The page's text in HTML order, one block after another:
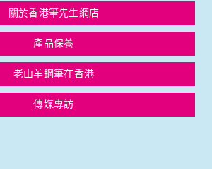
關於香港筆先生網店
產品保養
老山羊鋼筆在香港
傳媒專訪